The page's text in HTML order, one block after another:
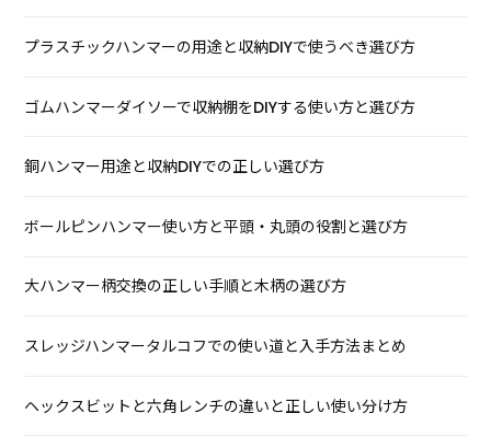
プラスチックハンマーの用途と収納DIYで使うべき選び方
ゴムハンマーダイソーで収納棚をDIYする使い方と選び方
銅ハンマー用途と収納DIYでの正しい選び方
ボールピンハンマー使い方と平頭・丸頭の役割と選び方
大ハンマー柄交換の正しい手順と木柄の選び方
スレッジハンマータルコフでの使い道と入手方法まとめ
ヘックスビットと六角レンチの違いと正しい使い分け方